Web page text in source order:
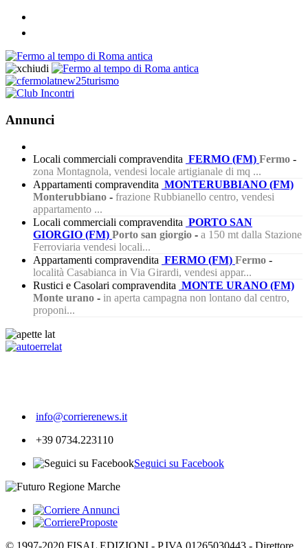
Annunci
Locali commerciali compravendita FERMO (FM) Fermo -
zona Montagnola, vendesi locale artigianale di mq ...
Appartamenti compravendita MONTERUBBIANO (FM)
Monterubbiano - frazione Rubbianello centro, vendesi
appartamento ...
Locali commerciali compravendita PORTO SAN
GIORGIO (FM) Porto san giorgio - a 150 mt dalla Stazione
Ferroviaria vendesi locali...
Appartamenti compravendita FERMO (FM) Fermo -
località Casabianca in Via Girardi, vendesi appar...
Rustici e Casolari compravendita MONTE URANO (FM)
Monte urano - in aperta campagna non lontano dal centro,
proponi...
info@corrierenews.it
+39 0734.223110
Seguici su Facebook
© 1997-2020 FISAL EDIZIONI - P.IVA 01265030443 - Direttore